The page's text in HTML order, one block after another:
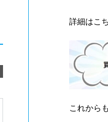
詳細はこ
これから